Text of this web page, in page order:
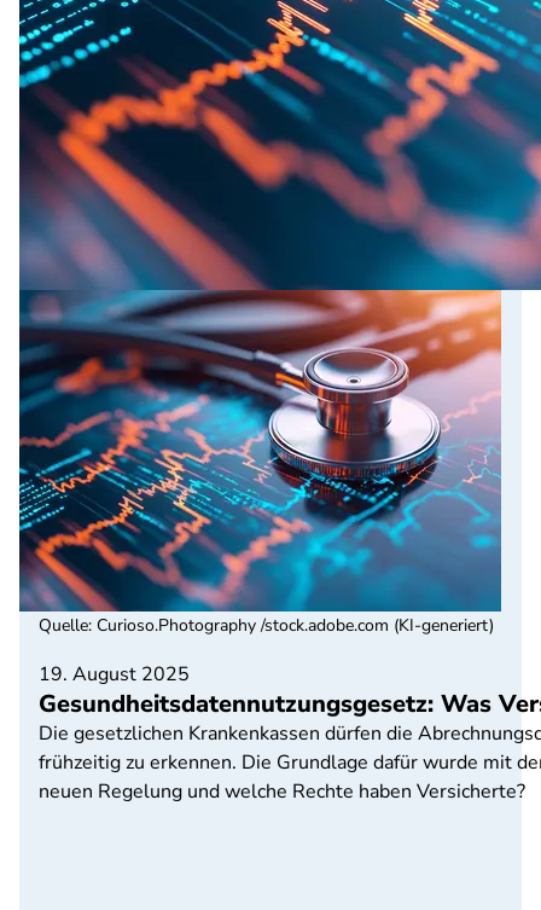
19. August 2025
Gesundheitsdatennutzungsgesetz: Was
Die gesetzlichen Krankenkassen dürfen die
frühzeitig zu erkennen. Die Grundlage dafür wurde mit
neuen Regelung und welche Rechte haben Versicherte?
Quelle: Curioso.Photography /stock.adobe.com (KI-generiert)